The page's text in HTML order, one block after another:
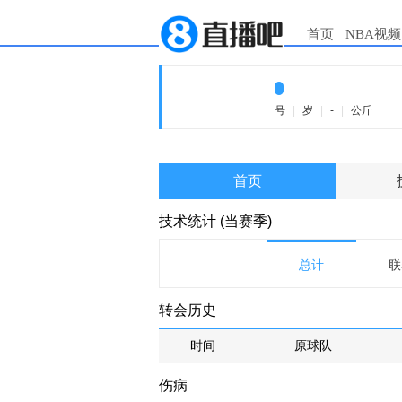
首页 NBA视频
号 岁 - 公斤
首页
技术统计 (当赛季)
总计
转会历史
时间 原球队
伤病